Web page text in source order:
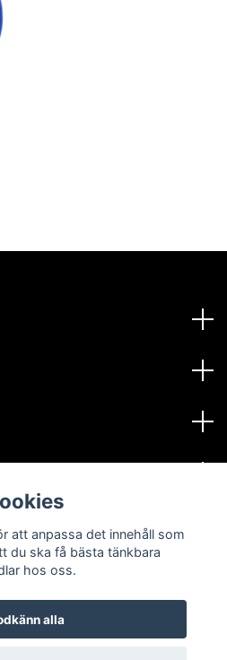
Currency
SEK
att anpassa det innehåll som
du ska få bästa tänkbara
hos oss.
alla